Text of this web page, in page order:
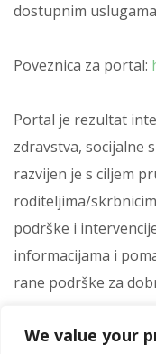
We value your
dostupnim
Poveznica za portal:
Portal je rezultat
zdravstva, socijalne
razvijen je s ciljem
roditeljima/
podrške i
informacijama i
rane podrške za
[/vc_column_text][/